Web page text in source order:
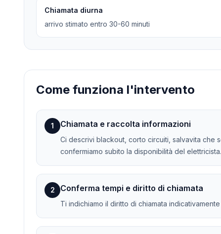
Chiamata diurna
arrivo stimato entro 30-60 minuti
Come funziona l'intervento
1 Chiamata e raccolta informazioni
Ci descrivi blackout, corto circuiti, salvavita che
confermiamo subito la disponibilità del elettricista.
2 Conferma tempi e diritto di chiamata
Ti indichiamo il diritto di chiamata